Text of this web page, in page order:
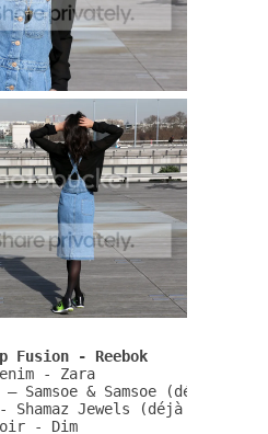
Fusion - Reebok
- Zara
Samsoe & Samsoe (déjà vu
Shamaz Jewels (déjà vu
- Dim